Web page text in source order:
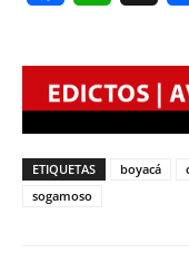
ETIQUETAS boyacá
sogamoso